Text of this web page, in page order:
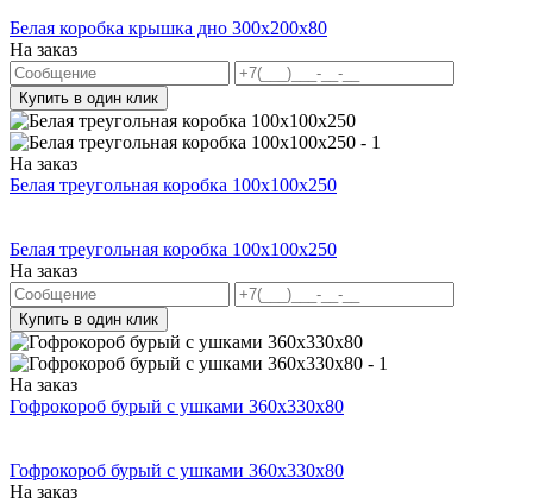
Белая коробка крышка дно 300x200x80
На заказ
Купить в один клик
На заказ
Белая треугольная коробка 100x100x250
Белая треугольная коробка 100x100x250
На заказ
Купить в один клик
На заказ
Гофрокороб бурый с ушками 360х330х80
Гофрокороб бурый с ушками 360х330х80
На заказ